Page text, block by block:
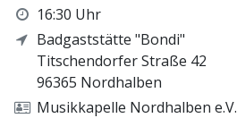
16:30 Uhr
Badgaststätte "Bondi"
Titschendorfer Straße 42
96365 Nordhalben
Musikkapelle Nordhalben e.V.